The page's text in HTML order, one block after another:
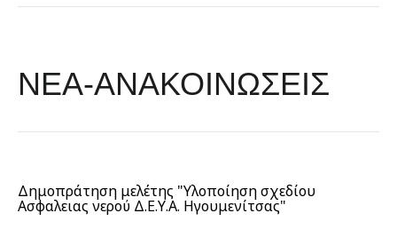
ΝΕΑ-ΑΝΑΚΟΙΝΩΣΕΙΣ
Δημοπράτηση μελέτης "Υλοποίηση σχεδίου
Ασφαλειας νερού Δ.Ε.Υ.Α. Ηγουμενίτσας"